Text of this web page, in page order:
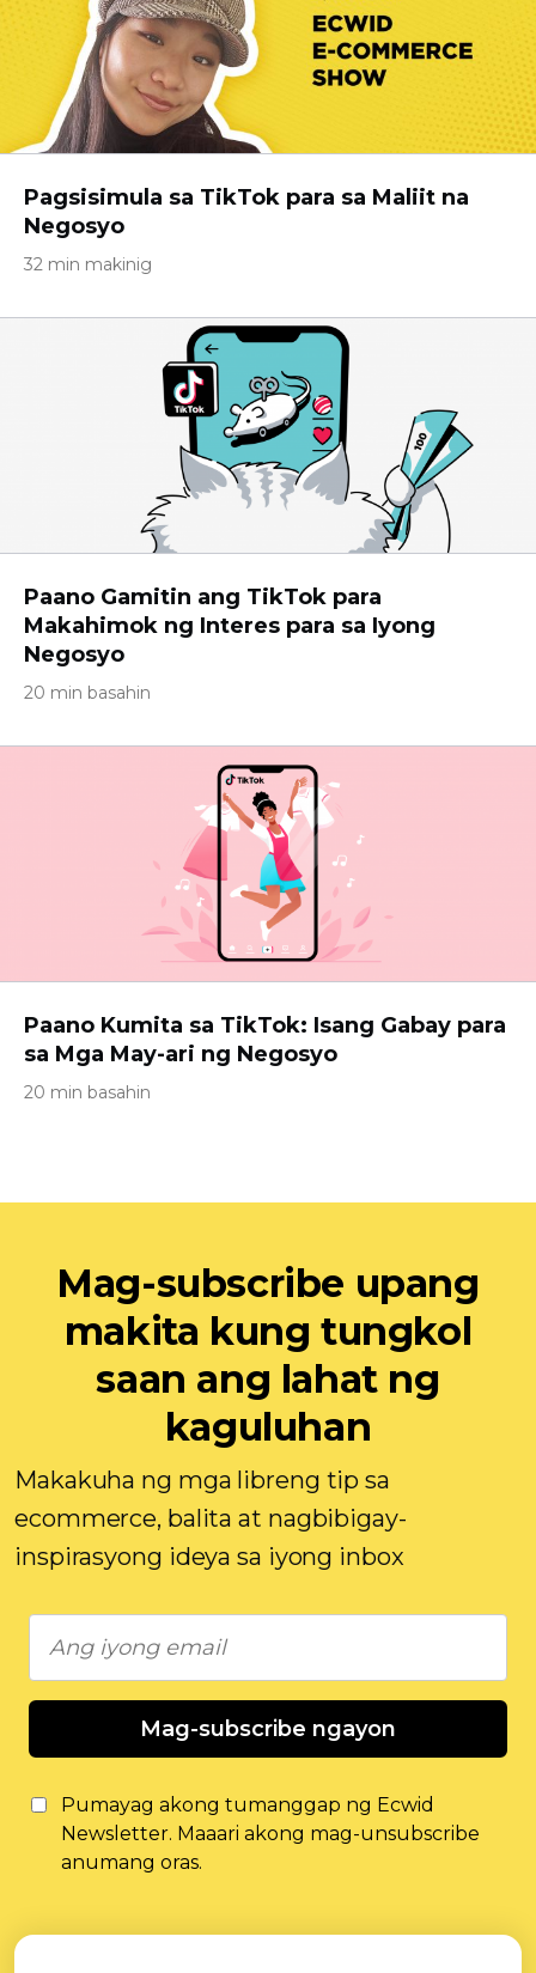
Pagsisimula sa TikTok para sa Maliit na
Negosyo
32 min makinig
Paano Gamitin ang TikTok para
Makahimok ng Interes para sa Iyong
Negosyo
20 min basahin
Paano Kumita sa TikTok: Isang Gabay para
sa Mga May-ari ng Negosyo
20 min basahin
Mag-subscribe upang
makita kung tungkol
saan ang lahat ng
kaguluhan
Makakuha ng mga libreng tip sa
ecommerce, balita at nagbibigay-
inspirasyong ideya sa iyong inbox
Mag-subscribe ngayon
Pumayag akong tumanggap ng Ecwid
Newsletter. Maaari akong mag-unsubscribe
anumang oras.